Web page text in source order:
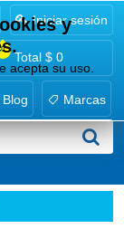
Iniciar sesión
0
Total $ 0
Blog Marcas
y
acepta su uso.